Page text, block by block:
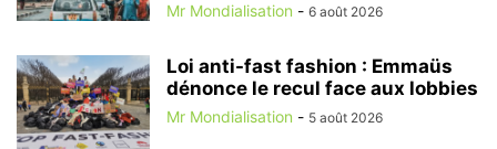
Mr Mondialisation - 6 août 2026
Loi anti-fast fashion : Emmaüs
dénonce le recul face aux lobbies
Mr Mondialisation - 5 août 2026